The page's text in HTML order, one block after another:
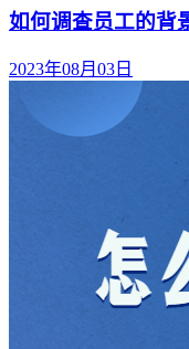
如何调查员工的背
2023年08月03日